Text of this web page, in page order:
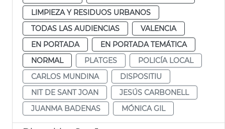
LIMPIEZA Y RESIDUOS URBANOS
TODAS LAS AUDIENCIAS
VALENCIA
EN PORTADA
EN PORTADA TEMÁTICA
NORMAL
PLATGES
POLICÍA LOCAL
CARLOS MUNDINA
DISPOSITIU
NIT DE SANT JOAN
JESÚS CARBONELL
JUANMA BADENAS
MÓNICA GIL